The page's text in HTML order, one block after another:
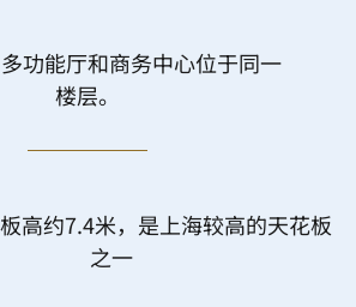
功能厅和商务中心位于同一
楼层。
高约7.4米，是上海较高的天花板
之一